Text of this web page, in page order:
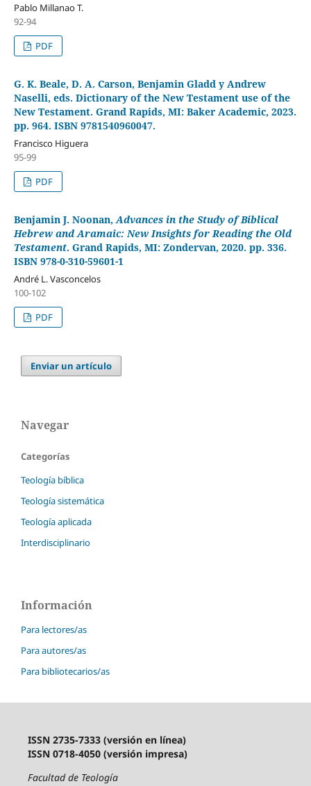
Pablo Millanao T.
92-94
PDF
G. K. Beale, D. A. Carson, Benjamin Gladd y Andrew
Naselli, eds. Dictionary of the New Testament use of the
New Testament. Grand Rapids, MI: Baker Academic, 2023.
pp. 964. ISBN 9781540960047.
Francisco Higuera
95-99
PDF
Benjamin J. Noonan,Advances in the Study of Biblical
Hebrew and Aramaic: New Insights for Reading the Old
Testament. Grand Rapids, MI: Zondervan, 2020. pp. 336.
ISBN 978-0-310-59601-1
André L. Vasconcelos
100-102
PDF
Enviar un artículo
Navegar
Categorías
Teología bíblica
Teología sistemática
Teología aplicada
Interdisciplinario
Información
Para lectores/as
Para autores/as
Para bibliotecarios/as
ISSN 2735-7333 (versión en línea)
ISSN 0718-4050 (versión impresa)
Facultad de Teología